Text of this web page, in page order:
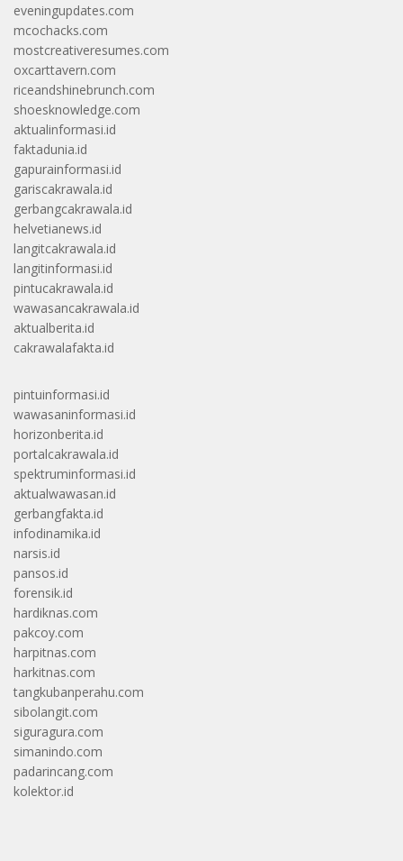
eveningupdates.com
mcochacks.com
mostcreativeresumes.com
oxcarttavern.com
riceandshinebrunch.com
shoesknowledge.com
aktualinformasi.id
faktadunia.id
gapurainformasi.id
gariscakrawala.id
gerbangcakrawala.id
helvetianews.id
langitcakrawala.id
langitinformasi.id
pintucakrawala.id
wawasancakrawala.id
aktualberita.id
cakrawalafakta.id
pintuinformasi.id
wawasaninformasi.id
horizonberita.id
portalcakrawala.id
spektruminformasi.id
aktualwawasan.id
gerbangfakta.id
infodinamika.id
narsis.id
pansos.id
forensik.id
hardiknas.com
pakcoy.com
harpitnas.com
harkitnas.com
tangkubanperahu.com
sibolangit.com
siguragura.com
simanindo.com
padarincang.com
kolektor.id